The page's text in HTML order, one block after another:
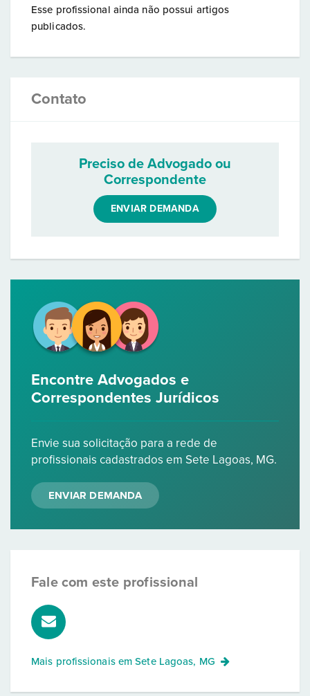
Esse profissional ainda não possui artigos
publicados.
Contato
Preciso de Advogado ou
Correspondente
ENVIAR DEMANDA
Encontre Advogados e
Correspondentes Jurídicos
Envie sua solicitação para a rede de
profissionais cadastrados em Sete Lagoas, MG.
ENVIAR DEMANDA
Fale com este profissional
Mais profissionais emSete Lagoas, MG